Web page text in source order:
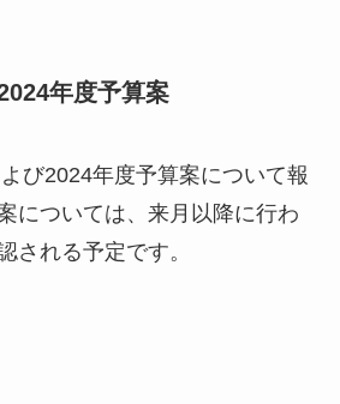
年度予算案
び2024年度予算案について報
については、来月以降に行わ
される予定です。